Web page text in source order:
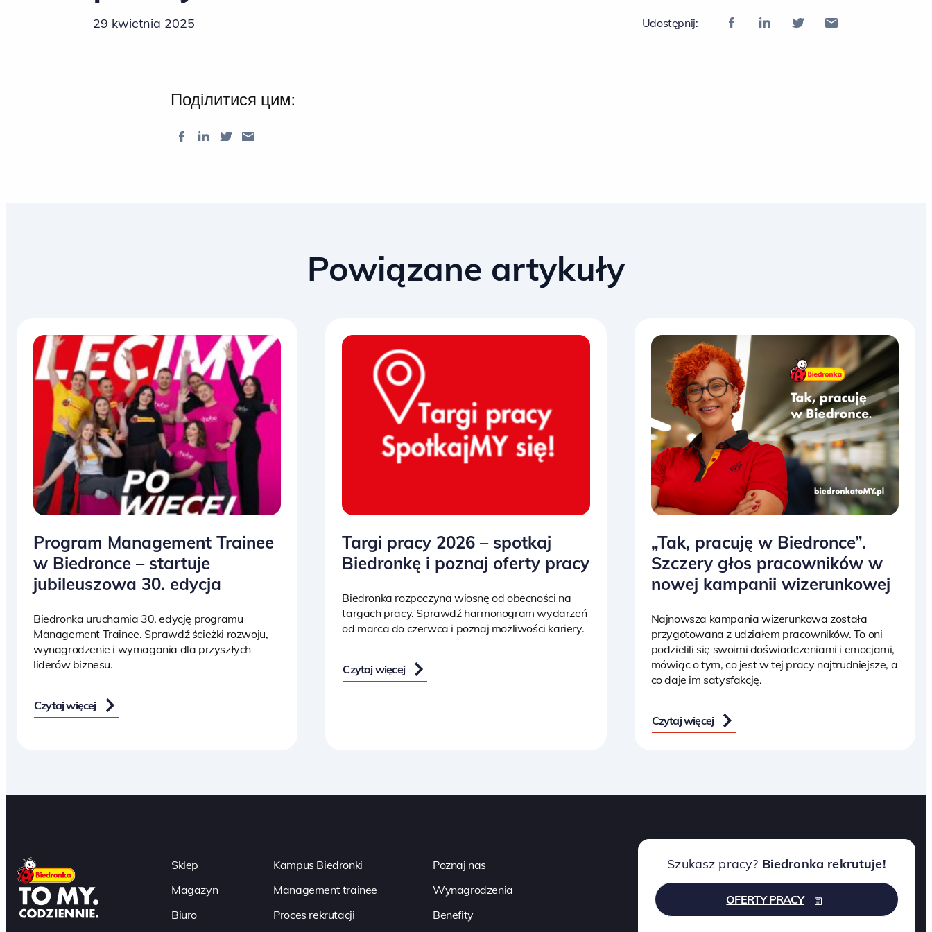
29 kwietnia 2025 Udostępnij:
Поділитися цим:
Powiązane artykuły
Program Management Trainee
w Biedronce – startuje
jubileuszowa 30. edycja
Biedronka uruchamia 30. edycję programu
Management Trainee. Sprawdź ścieżki rozwoju,
wynagrodzenie i wymagania dla przyszłych
liderów biznesu.
Czytaj więcej
Targi pracy 2026 – spotkaj
Biedronkę i poznaj oferty pracy
Biedronka rozpoczyna wiosnę od obecności na
targach pracy. Sprawdź harmonogram wydarzeń
od marca do czerwca i poznaj możliwości kariery.
Czytaj więcej
„Tak, pracuję w Biedronce”.
Szczery głos pracowników w
nowej kampanii wizerunkowej
Najnowsza kampania wizerunkowa została
przygotowana z udziałem pracowników. To oni
podzielili się swoimi doświadczeniami i emocjami,
mówiąc o tym, co jest w tej pracy najtrudniejsze, a
co daje im satysfakcję.
Czytaj więcej
Sklep
Magazyn
Biuro
Kampus Biedronki
Management trainee
Proces rekrutacji
Poznaj nas
Wynagrodzenia
Benefity
Szukasz pracy? Biedronka rekrutuje!
OFERTY PRACY